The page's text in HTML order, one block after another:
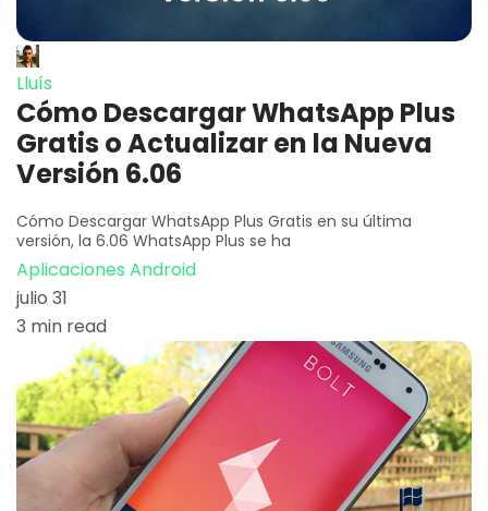
Lluís
Cómo Descargar WhatsApp Plus
Gratis o Actualizar en la Nueva
Versión 6.06
Cómo Descargar WhatsApp Plus Gratis en su última
versión, la 6.06 WhatsApp Plus se ha
Aplicaciones Android
julio 31
3 min read